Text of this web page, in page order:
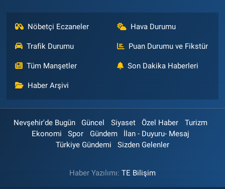
Nöbetçi Eczaneler Hava Durumu
Trafik Durumu Puan Durumu ve Fikstür
Tüm Manşetler Son Dakika Haberleri
Haber Arşivi
Nevşehir'de Bugün Güncel Siyaset Özel Haber
Turizm
Ekonomi
Spor Gündem
İlan - Duyuru- Mesaj
Türkiye Gündemi
Sizden Gelenler
Haber Yazılımı: TE Bilişim